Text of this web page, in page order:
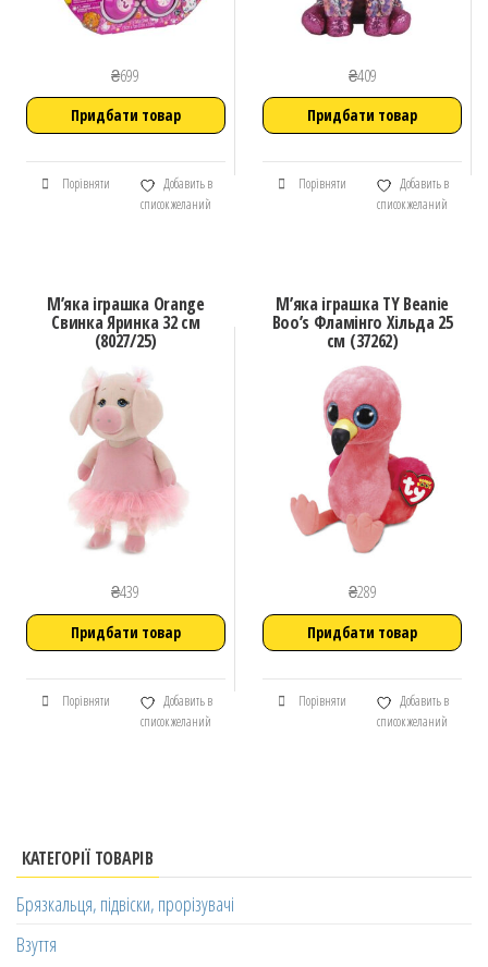
₴699
Придбати товар
Порівняти
Добавить в
список желаний
₴409
Придбати товар
Порівняти
Добавить в
список желаний
М’яка іграшка Orange
Свинка Яринка 32 см
(8027/25)
₴439
Придбати товар
Порівняти
Добавить в
список желаний
М’яка іграшка TY Beanie
Boo’s Фламінго Хільда 25
см (37262)
₴289
Придбати товар
Порівняти
Добавить в
список желаний
КАТЕГОРІЇ ТОВАРІВ
Брязкальця, підвіски, прорізувачі
Взуття